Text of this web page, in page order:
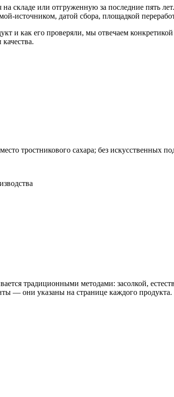
складе или отгруженную за последние пять
источником, датой сбора, площадкой
и как его проверяли, мы отвечаем
тростникового сахара; без искусственных
традиционными методами: засолкой,
— они указаны на странице каждого продукта.